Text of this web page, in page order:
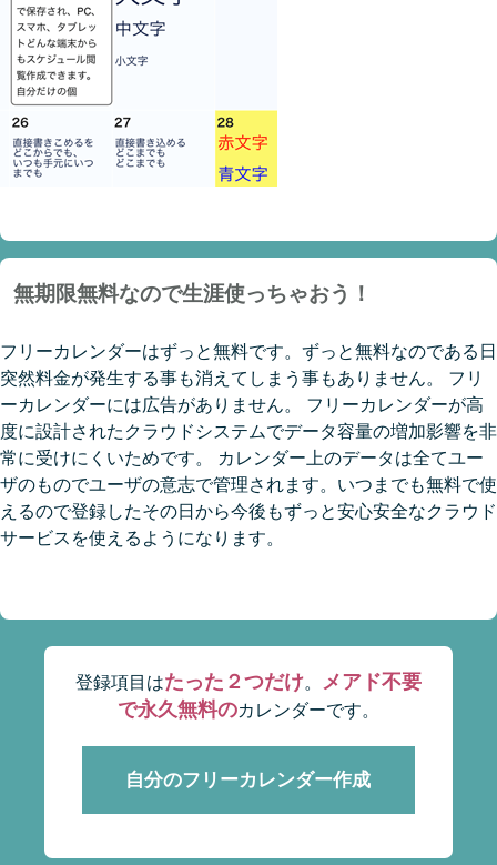
無期限無料なので生涯使っちゃおう！
フリーカレンダーはずっと無料です。ずっと無料なのである日
突然料金が発生する事も消えてしまう事もありません。 フリ
ーカレンダーには広告がありません。 フリーカレンダーが高
度に設計されたクラウドシステムでデータ容量の増加影響を非
常に受けにくいためです。 カレンダー上のデータは全てユー
ザのものでユーザの意志で管理されます。いつまでも無料で使
えるので登録したその日から今後もずっと安心安全なクラウド
サービスを使えるようになります。
登録項目はたった２つだけ。 メアド不要
で永久無料のカレンダーです。
自分のフリーカレンダー作成